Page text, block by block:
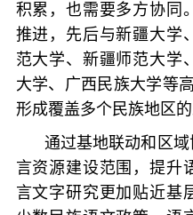
积累，也需要多方协同
推进，先后与新疆大学
范大学、新疆师范大学
大学、广西民族大学等
形成覆盖多个民族地区的
通过基地联动和区
言资源建设范围，提升
言文字研究更加贴近基